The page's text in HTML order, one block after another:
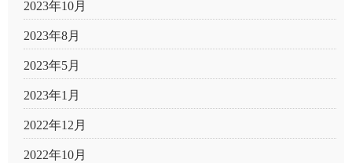
2023年10月
2023年8月
2023年5月
2023年1月
2022年12月
2022年10月